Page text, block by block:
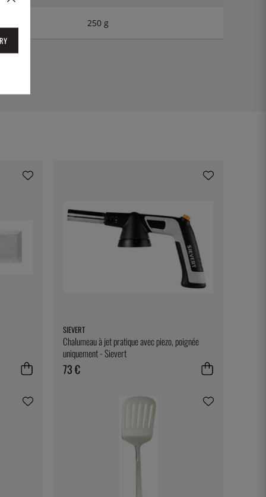
250 g
SIEVERT
Chalumeau à jet pratique avec piezo, poignée
uniquement - Sievert
73 €